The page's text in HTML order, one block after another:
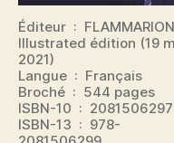
Éditeur ‏ : ‎ FLAMMARION;
Illustrated édition (19
2021)
Langue ‏ : ‎ Français
Broché ‏ : ‎ 544 pages
ISBN-10 ‏ : ‎ 2081506297
ISBN-13 ‏ : ‎ 978-